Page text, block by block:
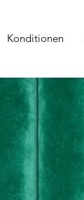
Konditionen